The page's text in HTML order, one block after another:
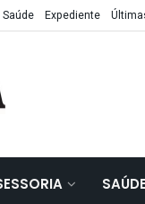
Saúde Expediente
SAÚDE